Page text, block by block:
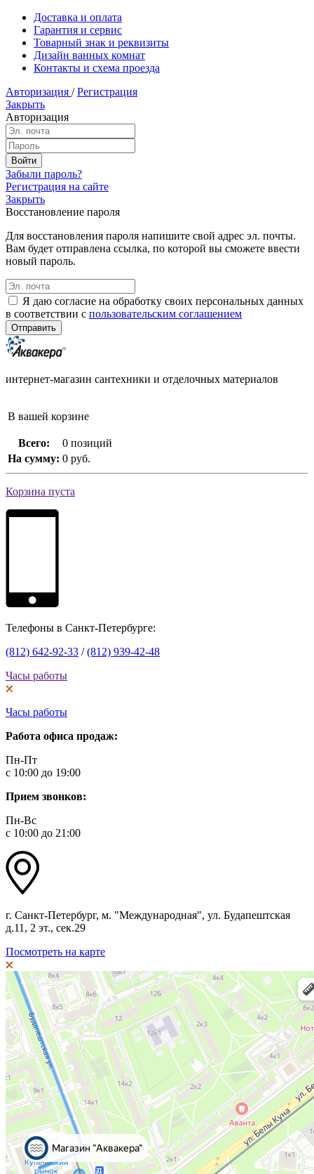
Доставка и оплата
Гарантия и сервис
Товарный знак и реквизиты
Дизайн ванных комнат
Контакты и схема проезда
Авторизация / Регистрация
Закрыть
Авторизация
Забыли пароль?
Регистрация на сайте
Закрыть
Восстановление пароля
Для восстановления пароля напишите свой адрес эл. почты.
Вам будет отправлена ссылка, по которой вы сможете ввести
новый пароль.
Я даю согласие на обработку своих персональных данных
в соответствии с пользовательским соглашением
интернет-магазин сантехники и отделочных материалов
В вашей корзине
Всего:
0 позиций
На сумму: 0 руб.
Корзина пуста
Телефоны в Санкт-Петербурге:
(812) 642-92-33 /(812) 939-42-48
Часы работы
Часы работы
Работа офиса продаж:
Пн-Пт
с 10:00 до 19:00
Прием звонков:
Пн-Вс
с 10:00 до 21:00
г. Санкт-Петербург, м. "Международная", ул. Будапештская
д.11, 2 эт., сек.29
Посмотреть на карте